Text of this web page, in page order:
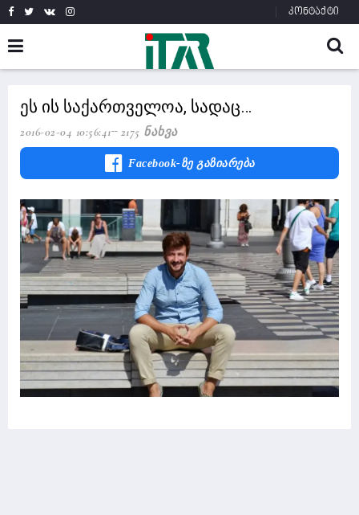
კონტაქტი
ეს ის საქართველოა, სადაც…
2016-02-04 10:56:41 2175 Ნახვა
Facebook-Ზე Გაზიარება